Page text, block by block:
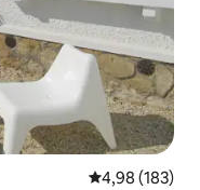
Průměrné
4,98 (183)